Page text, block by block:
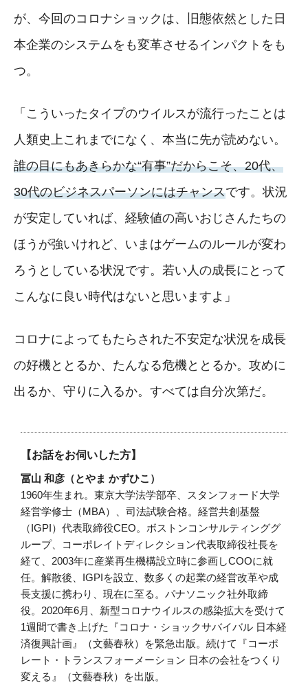
が、今回のコロナショックは、旧態依然とした日
本企業のシステムをも変革させるインパクトをも
つ。
「こういったタイプのウイルスが流行ったことは
人類史上これまでになく、本当に先が読めない。
誰の目にもあきらかな“有事”だからこそ、20代、
30代のビジネスパーソンにはチャンスです。状況
が安定していれば、経験値の高いおじさんたちの
ほうが強いけれど、いまはゲームのルールが変わ
ろうとしている状況です。若い人の成長にとって
こんなに良い時代はないと思いますよ」
コロナによってもたらされた不安定な状況を成長
の好機ととるか、たんなる危機ととるか。攻めに
出るか、守りに入るか。すべては自分次第だ。
【お話をお伺いした方】
冨山 和彦（とやま かずひこ）
1960年生まれ。東京大学法学部卒、スタンフォード大学
経営学修士（MBA）、司法試験合格。経営共創基盤
（IGPI）代表取締役CEO。ボストンコンサルティンググ
ループ、コーポレイトディレクション代表取締役社長を
経て、2003年に産業再生機構設立時に参画しCOOに就
任。解散後、IGPIを設立、数多くの起業の経営改革や成
長支援に携わり、現在に至る。パナソニック社外取締
役。2020年6月、新型コロナウイルスの感染拡大を受けて
1週間で書き上げた『コロナ・ショックサバイバル 日本経
済復興計画』（文藝春秋）を緊急出版。続けて『コーポ
レート・トランスフォーメーション 日本の会社をつくり
変える』（文藝春秋）を出版。